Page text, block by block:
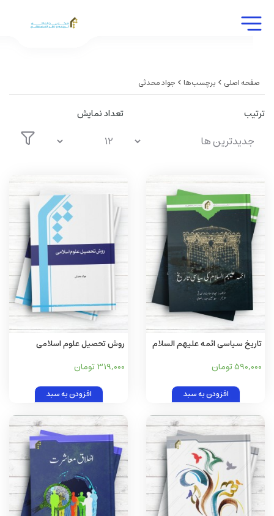
صفحه اصلی برچسب‌ها جواد محدثی
ترتیب تعداد نمایش
تاریخ سیاسی ائمه علیهم السلام
590,000 تومان
افزودن به سبد
روش تحصیل علوم اسلامی
319,000 تومان
افزودن به سبد